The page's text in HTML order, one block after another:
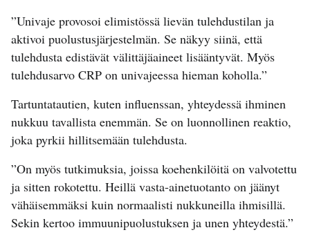
”Univaje provosoi elimistössä lievän tulehdustilan ja
aktivoi puolustusjärjestelmän. Se näkyy siinä, että
tulehdusta edistävät välittäjäaineet lisääntyvät. Myös
tulehdusarvo CRP on univajeessa hieman koholla.”
Tartuntatautien, kuten influenssan, yhteydessä ihminen
nukkuu tavallista enemmän. Se on luonnollinen reaktio,
joka pyrkii hillitsemään tulehdusta.
”On myös tutkimuksia, joissa koehenkilöitä on valvotettu
ja sitten rokotettu. Heillä vasta-ainetuotanto on jäänyt
vähäisemmäksi kuin normaalisti nukkuneilla ihmisillä.
Sekin kertoo immuunipuolustuksen ja unen yhteydestä.”